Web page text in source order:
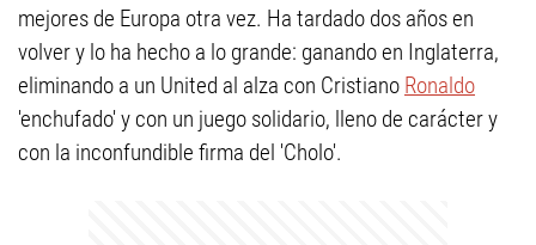
mejores de Europa otra vez. Ha tardado dos años en
volver y lo ha hecho a lo grande: ganando en Inglaterra,
eliminando a un United al alza con Cristiano Ronaldo
'enchufado' y con un juego solidario, lleno de carácter y
con la inconfundible firma del 'Cholo'.